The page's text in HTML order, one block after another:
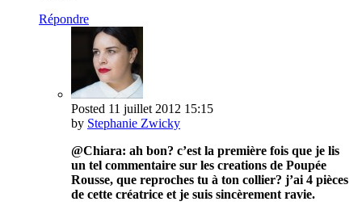
Répondre
Posted 11 juillet 2012 15:15
by Stephanie Zwicky
@Chiara: ah bon? c’est la première fois que je lis
un tel commentaire sur les creations de Poupée
Rousse, que reproches tu à ton collier? j’ai 4 pièces
de cette créatrice et je suis sincèrement ravie.